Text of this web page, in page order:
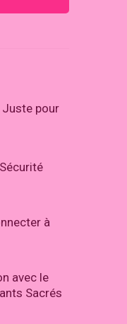
Juste pour
à
avec le
Sacrés